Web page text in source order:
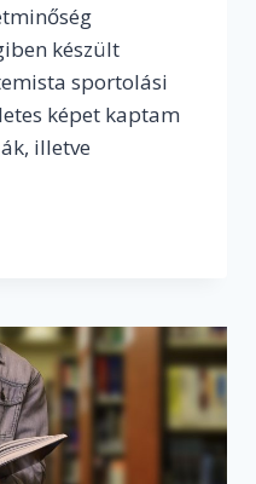
készült
sportolási
képet kaptam
illetve